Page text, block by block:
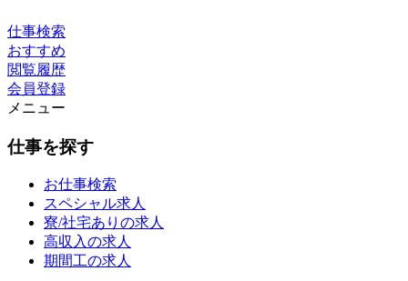
仕事検索
おすすめ
閲覧履歴
会員登録
メニュー
仕事を探す
お仕事検索
スペシャル求人
寮/社宅ありの求人
高収入の求人
期間工の求人